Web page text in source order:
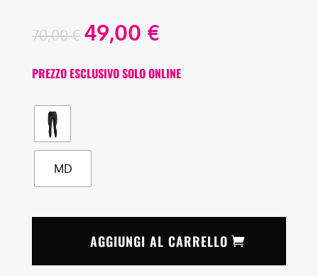
70,00€ 49,00 €
PREZZO ESCLUSIVO SOLO ONLINE
MD
AGGIUNGI AL CARRELLO